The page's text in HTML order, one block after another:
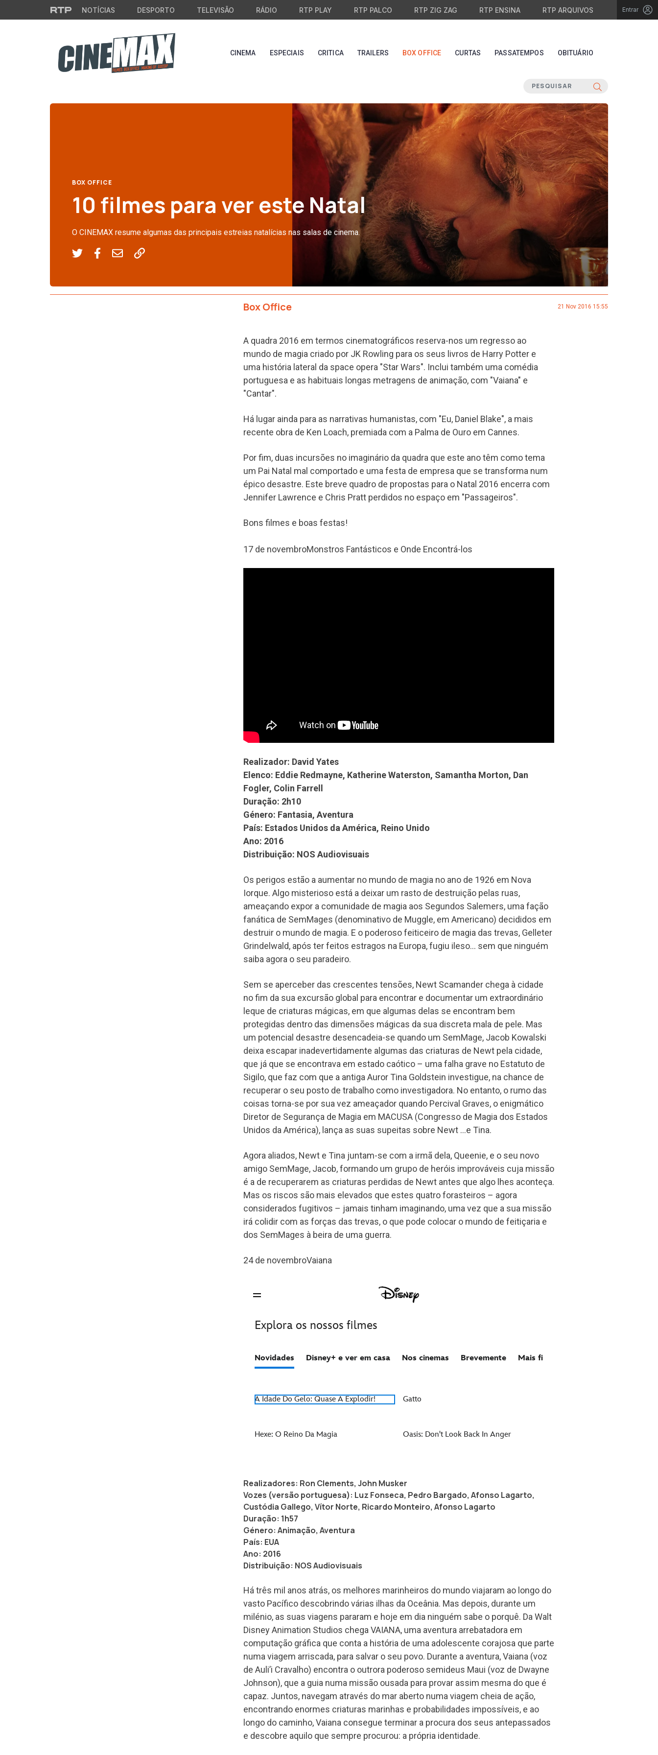
Saltar para o conteúdo principal
NOTÍCIAS DESPORTO TELEVISÃO RÁDIO RTP PLAY RTP PALCO RTP ZIG ZAG RTP ENSINA RTP ARQUIVOS Entrar
CINEMA ESPECIAIS CRITICA TRAILERS BOX OFFICE CURTAS PASSATEMPOS OBITUÁRIO
BOX OFFICE
10 filmes para ver este Natal
O CINEMAX resume algumas das principais estreias natalícias nas salas de cinema.
Box Office 21 Nov 2016 15:55
A quadra 2016 em termos cinematográficos reserva-nos um regresso ao
mundo de magia criado por JK Rowling para os seus livros de Harry Potter e
uma história lateral da space opera "Star Wars". Inclui também uma comédia
portuguesa e as habituais longas metragens de animação, com "Vaiana" e
"Cantar".
Há lugar ainda para as narrativas humanistas, com "Eu, Daniel Blake", a mais
recente obra de Ken Loach, premiada com a Palma de Ouro em Cannes.
Por fim, duas incursões no imaginário da quadra que este ano têm como tema
um Pai Natal mal comportado e uma festa de empresa que se transforma num
épico desastre. Este breve quadro de propostas para o Natal 2016 encerra com
Jennifer Lawrence e Chris Pratt perdidos no espaço em "Passageiros".
Bons filmes e boas festas!
17 de novembroMonstros Fantásticos e Onde Encontrá-los
Realizador: David Yates
Elenco: Eddie Redmayne, Katherine Waterston, Samantha Morton, Dan
Fogler, Colin Farrell
Duração: 2h10
Género: Fantasia, Aventura
País: Estados Unidos da América, Reino Unido
Ano: 2016
Distribuição: NOS Audiovisuais
Os perigos estão a aumentar no mundo de magia no ano de 1926 em Nova
Iorque. Algo misterioso está a deixar um rasto de destruição pelas ruas,
ameaçando expor a comunidade de magia aos Segundos Salemers, uma fação
fanática de SemMages (denominativo de Muggle, em Americano) decididos em
destruir o mundo de magia. E o poderoso feiticeiro de magia das trevas, Gelleter
Grindelwald, após ter feitos estragos na Europa, fugiu ileso… sem que ninguém
saiba agora o seu paradeiro.
Sem se aperceber das crescentes tensões, Newt Scamander chega à cidade
no fim da sua excursão global para encontrar e documentar um extraordinário
leque de criaturas mágicas, em que algumas delas se encontram bem
protegidas dentro das dimensões mágicas da sua discreta mala de pele. Mas
um potencial desastre desencadeia-se quando um SemMage, Jacob Kowalski
deixa escapar inadevertidamente algumas das criaturas de Newt pela cidade,
que já que se encontrava em estado caótico – uma falha grave no Estatuto de
Sigilo, que faz com que a antiga Auror Tina Goldstein investigue, na chance de
recuperar o seu posto de trabalho como investigadora. No entanto, o rumo das
coisas torna-se por sua vez ameaçador quando Percival Graves, o enigmático
Diretor de Segurança de Magia em MACUSA (Congresso de Magia dos Estados
Unidos da América), lança as suas supeitas sobre Newt …e Tina.
Agora aliados, Newt e Tina juntam-se com a irmã dela, Queenie, e o seu novo
amigo SemMage, Jacob, formando um grupo de heróis improváveis cuja missão
é a de recuperarem as criaturas perdidas de Newt antes que algo lhes aconteça.
Mas os riscos são mais elevados que estes quatro forasteiros – agora
considerados fugitivos – jamais tinham imaginando, uma vez que a sua missão
irá colidir com as forças das trevas, o que pode colocar o mundo de feitiçaria e
dos SemMages à beira de uma guerra.
24 de novembroVaiana
Realizadores: Ron Clements, John Musker
Vozes (versão portuguesa): Luz Fonseca, Pedro Bargado, Afonso Lagarto,
Custódia Gallego, Vítor Norte, Ricardo Monteiro, Afonso Lagarto
Duração: 1h57
Género: Animação, Aventura
País: EUA
Ano: 2016
Distribuição: NOS Audiovisuais
Há três mil anos atrás, os melhores marinheiros do mundo viajaram ao longo do
vasto Pacífico descobrindo várias ilhas da Oceânia. Mas depois, durante um
milénio, as suas viagens pararam e hoje em dia ninguém sabe o porquê. Da Walt
Disney Animation Studios chega VAIANA, uma aventura arrebatadora em
computação gráfica que conta a história de uma adolescente corajosa que parte
numa viagem arriscada, para salvar o seu povo. Durante a aventura, Vaiana (voz
de Auli’i Cravalho) encontra o outrora poderoso semideus Maui (voz de Dwayne
Johnson), que a guia numa missão ousada para provar assim mesma do que é
capaz. Juntos, navegam através do mar aberto numa viagem cheia de ação,
encontrando enormes criaturas marinhas e probabilidades impossíveis, e ao
longo do caminho, Vaiana consegue terminar a procura dos seus antepassados
e descobre aquilo que sempre procurou: a própria identidade.